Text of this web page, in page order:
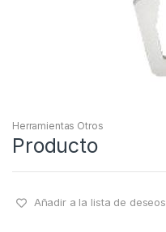
Herramientas Otros
Producto
Añadir a la lista de deseos